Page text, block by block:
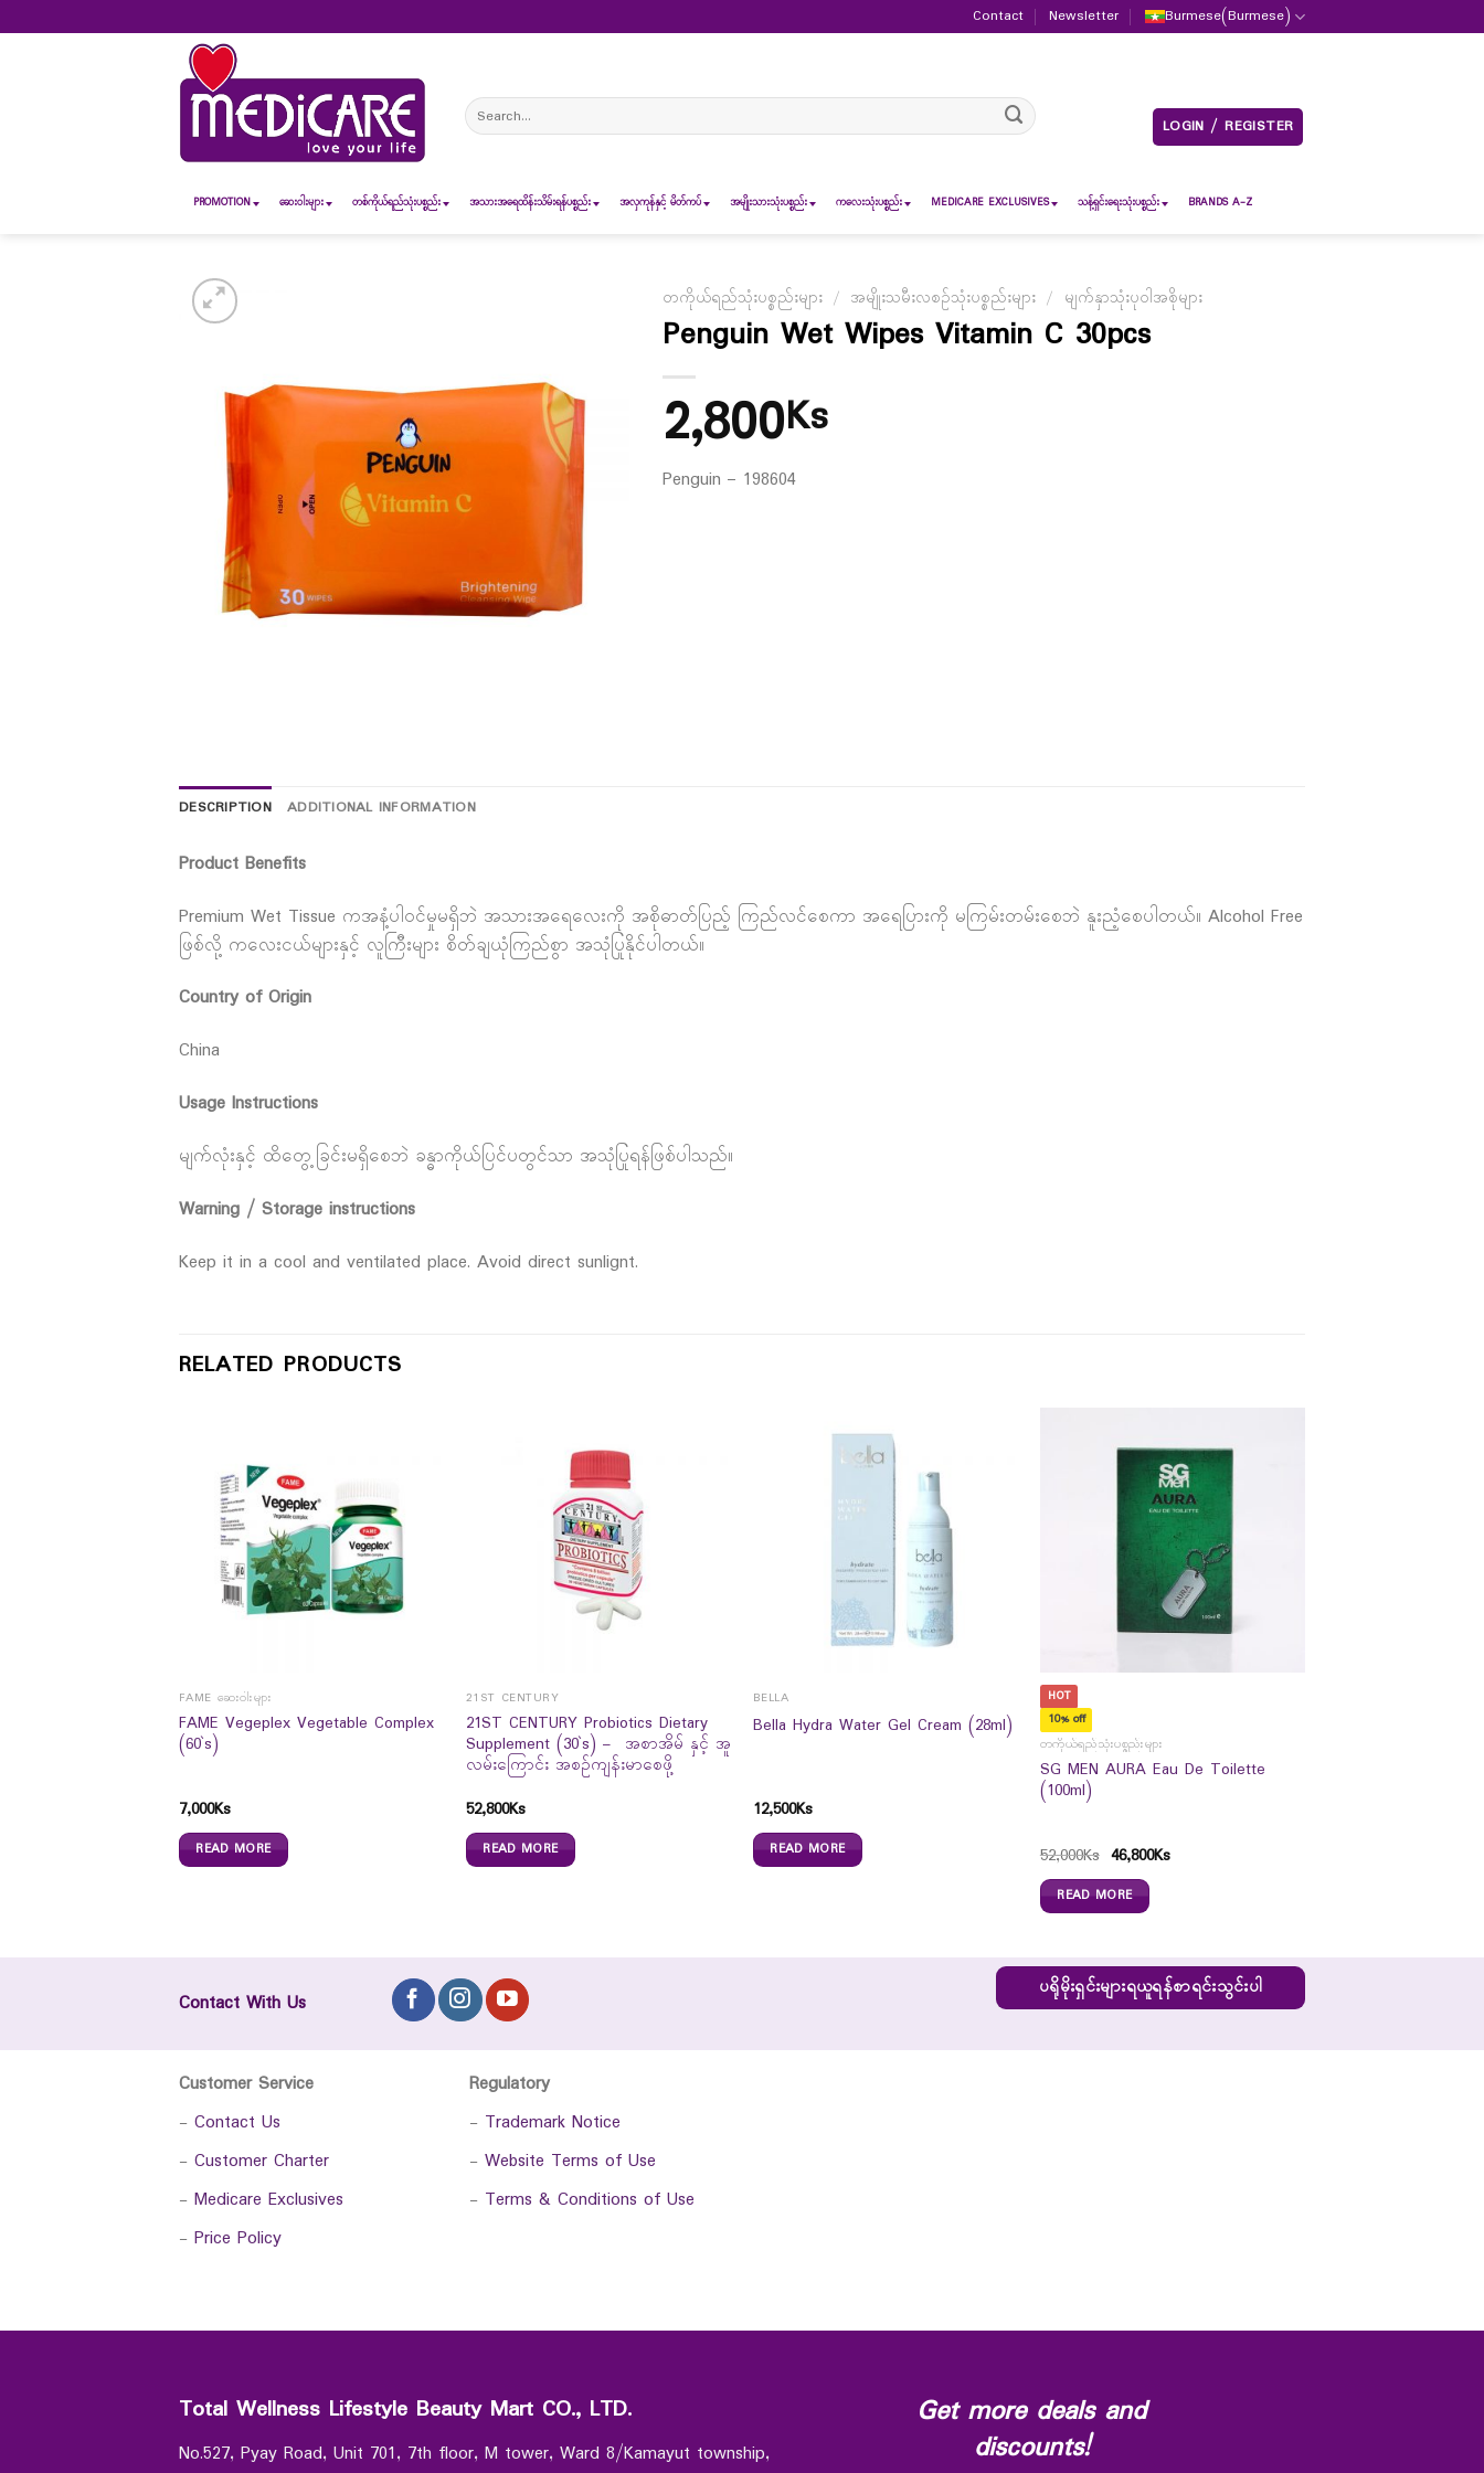
to
Contact Newsletter Burmese(Burmese)
Search
for:
LOGIN / REGISTER
PROMOTION ဆေး၀ါးများ တစ်ကိုယ်ရည်သုံးပစ္စည်း အသားအရေထိန်းသိမ်းရန်ပစ္စည်း အလှကုန်နှင့် မိတ်ကပ် အမျိုးသားသုံးပစ္စည်း ကလေးသုံးပစ္စည်း MEDICARE EXCLUSIVES သန့်ရှင်းရေးသုံးပစ္စည်း BRANDS A-Z
တကိုယ်ရည်သုံးပစ္စည်းများ / အမျိုးသမီးလစဉ်သုံးပစ္စည်းများ / မျက်နှာသုံးပုဝါအစိုများ
Penguin Wet Wipes Vitamin C 30pcs
2,800Ks
Penguin – 198604
DESCRIPTION ADDITIONAL INFORMATION
Product Benefits
Premium Wet Tissue ကအနံ့ပါဝင်မှုမရှိဘဲ အသားအရေလေးကို အစိုဓာတ်ပြည့် ကြည်လင်စေကာ အရေပြားကို မကြမ်းတမ်းစေဘဲ နူးညံ့စေပါတယ်။ Alcohol Free
ဖြစ်လို့ ကလေးငယ်များနှင့် လူကြီးများ စိတ်ချယုံကြည်စွာ အသုံပြုနိုင်ပါတယ်။
Country of Origin
China
Usage Instructions
မျက်လုံးနှင့် ထိတွေ့ခြင်းမရှိစေဘဲ ခန္ဓာကိုယ်ပြင်ပတွင်သာ အသုံပြုရန်ဖြစ်ပါသည်။
Warning / Storage instructions
Keep it in a cool and ventilated place. Avoid direct sunlignt.
RELATED PRODUCTS
FAME ဆေးဝါးများ
FAME Vegeplex Vegetable Complex
(60`s)
7,000Ks
READ MORE
21ST CENTURY
21ST CENTURY Probiotics Dietary
Supplement (30`s) – အစာအိမ် နှင့် အူ
လမ်းကြောင်း အစဉ်ကျန်းမာစေဖို့
52,800Ks
READ MORE
BELLA
Bella Hydra Water Gel Cream (28ml)
12,500Ks
READ MORE
HOT
10% off
တကိုယ်ရည်သုံးပစ္စည်းများ
SG MEN AURA Eau De Toilette
(100ml)
52,000Ks 46,800Ks
READ MORE
Contact With Us
ပရိုမိုးရှင်းများရယူရန်စာရင်းသွင်းပါ
Customer Service
- Contact Us
- Customer Charter
- Medicare Exclusives
- Price Policy
Regulatory
- Trademark Notice
- Website Terms of Use
- Terms & Conditions of Use
Total Wellness Lifestyle Beauty Mart CO., LTD.
No.527, Pyay Road, Unit 701, 7th floor, M tower, Ward 8/Kamayut township,
Get more deals and
discounts!